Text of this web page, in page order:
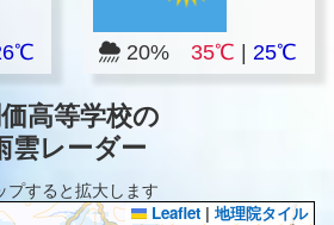
20%35℃ |25℃
高等学校の
雲レーダー
プすると拡大します
Leaflet | 地理院タイル